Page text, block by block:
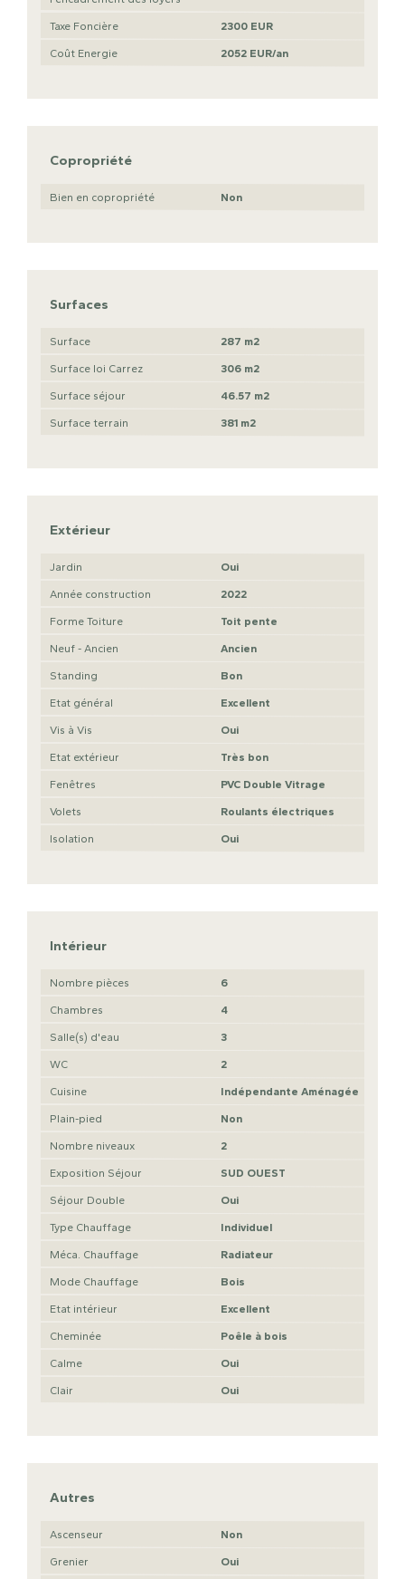
Taxe Foncière 2300 EUR
Coût Energie 2052 EUR/an
Copropriété
Bien en copropriété Non
Surfaces
Surface 287 m2
Surface loi Carrez 306 m2
Surface séjour 46.57 m2
Surface terrain 381 m2
Extérieur
Jardin Oui
Année construction 2022
Forme Toiture Toit pente
Neuf - Ancien Ancien
Standing Bon
Etat général Excellent
Vis à Vis Oui
Etat extérieur Très bon
Fenêtres PVC Double Vitrage
Volets Roulants électriques
Isolation Oui
Intérieur
Nombre pièces 6
Chambres 4
Salle(s) d'eau 3
WC 2
Cuisine Indépendante Aménagée
Plain-pied Non
Nombre niveaux 2
Exposition Séjour SUD OUEST
Séjour Double Oui
Type Chauffage Individuel
Méca. Chauffage Radiateur
Mode Chauffage Bois
Etat intérieur Excellent
Cheminée Poêle à bois
Calme Oui
Clair Oui
Autres
Ascenseur Non
Grenier Oui